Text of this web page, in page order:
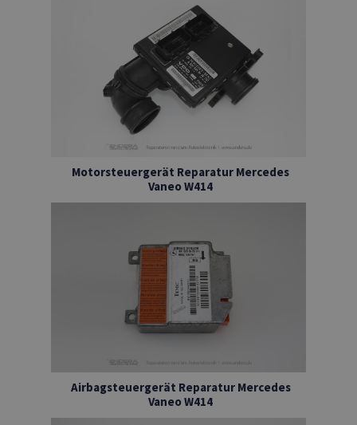
Motorsteuergerät Reparatur Mercedes
Vaneo W414
Airbagsteuergerät Reparatur Mercedes
Vaneo W414